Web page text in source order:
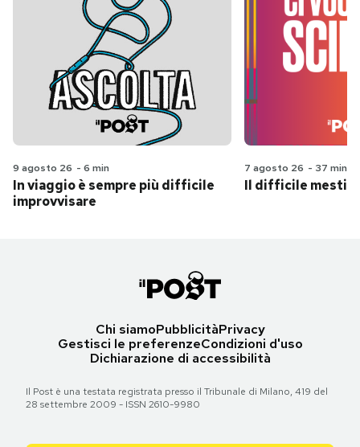
9 agosto 26 - 6 min
In viaggio è sempre più difficile
improvvisare
7 agosto 26 - 37 min
Il difficile
Chi siamoPubblicitàPrivacy
Gestisci le preferenzeCondizioni d'uso
Dichiarazione di accessibilità
Il Post è una testata registrata presso il Tribunale di Milano, 419 del
28 settembre 2009 - ISSN 2610-9980